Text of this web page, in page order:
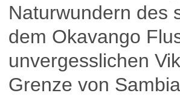
Naturwundern des
dem Okavango
unvergesslichen
Grenze von